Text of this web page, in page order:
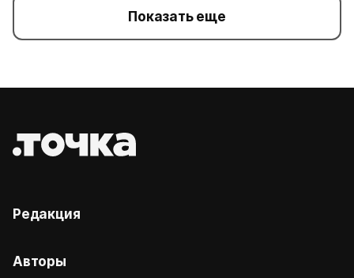
Показать еще
Редакция
Авторы